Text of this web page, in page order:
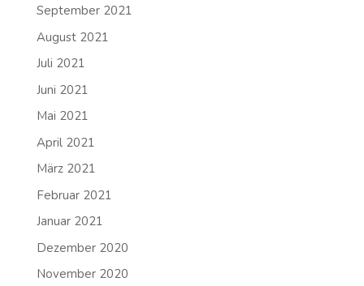
September 2021
August 2021
Juli 2021
Juni 2021
Mai 2021
April 2021
März 2021
Februar 2021
Januar 2021
Dezember 2020
November 2020